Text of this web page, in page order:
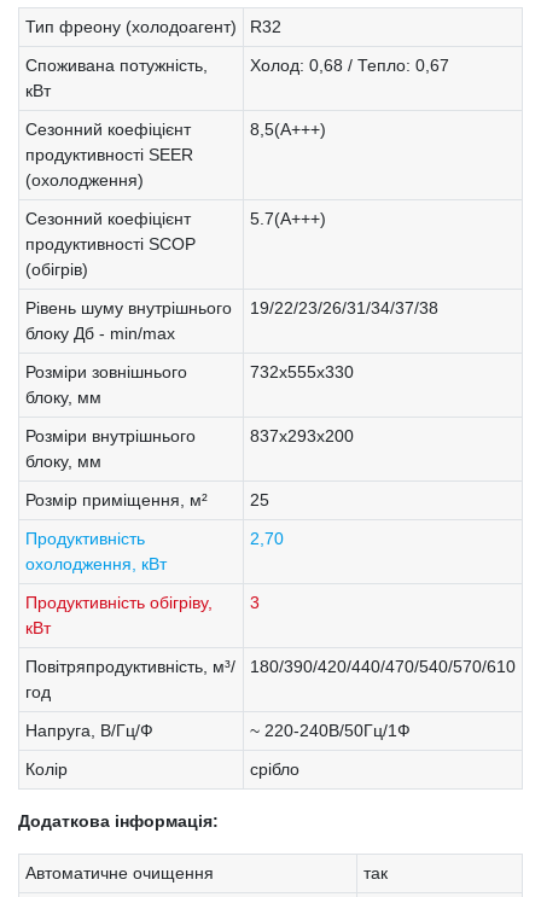
Тип фреону (холодоагент)
R32
Споживана потужність,
кВт
Холод: 0,68 / Тепло: 0,67
Сезонний коефіцієнт
продуктивності SEER
(охолодження)
8,5(А+++)
Сезонний коефіцієнт
продуктивності SCOP
(обігрів)
5.7(А+++)
Рівень шуму внутрішнього
блоку Дб - min/max
19/22/23/26/31/34/37/38
Розміри зовнішнього
блоку, мм
732x555x330
Розміри внутрішнього
блоку, мм
837x293x200
Розмір приміщення, м²
25
Продуктивність
охолодження, кВт
2,70
Продуктивність обігріву,
кВт
3
Повітряпродуктивність, м³/
год
180/390/420/440/470/540/570/610
Напруга, В/Гц/Ф
~ 220-240В/50Гц/1Ф
Колір
срібло
Додаткова інформація:
Автоматичне очищення
так